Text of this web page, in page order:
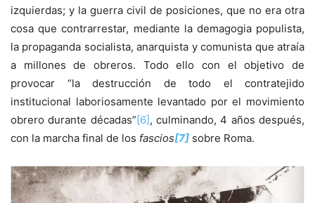
izquierdas; y la guerra civil de posiciones, que no era otra
cosa que contrarrestar, mediante la demagogia populista,
la propaganda socialista, anarquista y comunista que atraía
a millones de obreros. Todo ello con el objetivo de
provocar “la destrucción de todo el contratejido
institucional laboriosamente levantado por el movimiento
obrero durante décadas” [6], culminando, 4 años después,
con la marcha final de los fascios[7] sobre Roma.